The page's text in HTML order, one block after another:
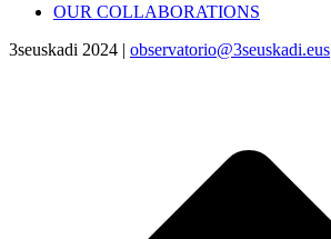
OUR COLLABORATIONS
3seuskadi 2024 | observatorio@3seuskadi.eus